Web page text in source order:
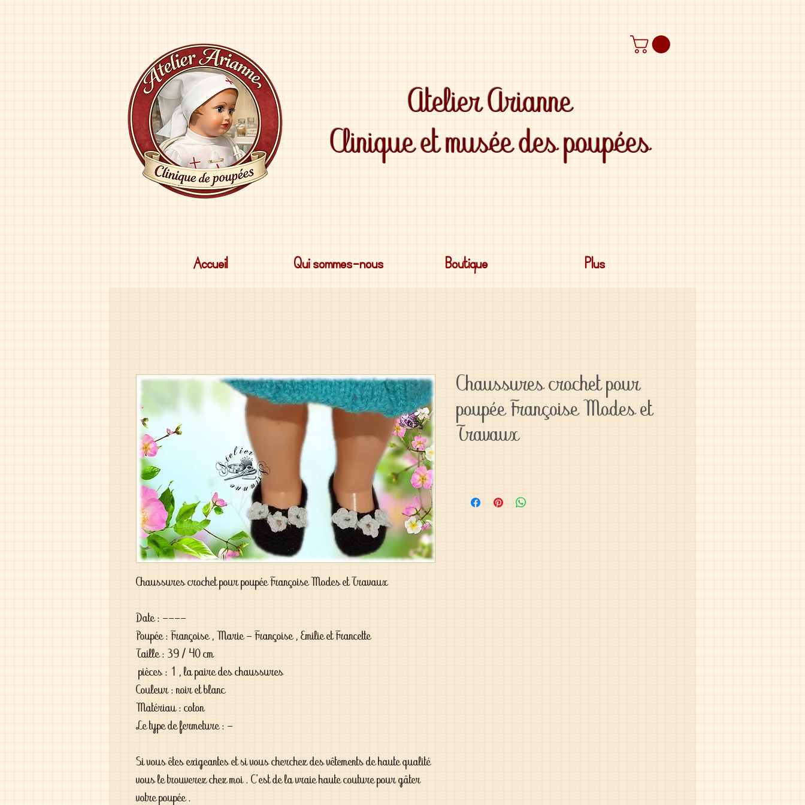
Atelier Arianne
Clinique et musée des poupées
Accueil Qui sommes-nous Boutique Plus
Chaussures crochet pour poupée Françoise Modes et Travaux
Date : ----
Poupée : Françoise , Marie - Françoise , Emilie et Francette
Taille : 39 / 40 cm
pièces : 1 , la paire des chaussures
Couleur : noir et blanc
Matériau : coton
Le type de fermeture : -
Si vous êtes exigeantes et si vous cherchez des vêtements de haute qualité
vous le trouverez chez moi . C'est de la vraie haute couture pour gâter
votre poupée .
Chaussures crochet pour
poupée Françoise Modes et
Travaux